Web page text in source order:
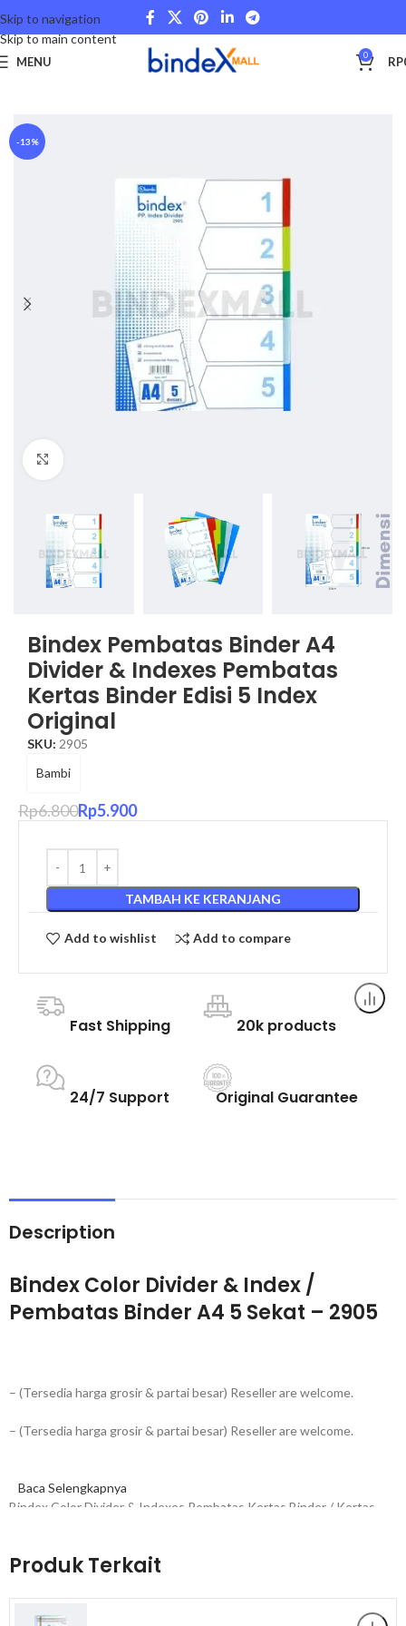
Skip to navigation
Skip to main content
MENU 0 RP
Beranda Other Categories
-13%
Bindex Pembatas Binder A4
Divider & Indexes Pembatas
Kertas Binder Edisi 5 Index
Original
SKU: 2905
Bambi
Rp6.800Rp5.900
TAMBAH KE KERANJANG
Add to wishlist Add to compare
Fast Shipping 20k products
24/7 Support Original Guarantee
Description
Bindex Color Divider & Index /
Pembatas Binder A4 5 Sekat – 2905
– (Tersedia harga grosir & partai besar) Reseller are welcome.
– (Tersedia harga grosir & partai besar) Reseller are welcome.
Bindex Color Divider & Indexes Pembatas Kertas Binder / Kertas
kombinasikan dengan sekat yang berwarna-warni, memberikan
Baca Selengkapnya
Produk Terkait